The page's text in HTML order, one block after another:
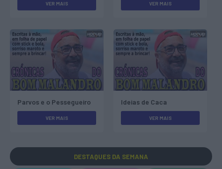
VER MAIS VER MAIS
Parvos e o Pessegueiro
VER MAIS
Ideias de Caca
VER MAIS
DESTAQUES DA SEMANA